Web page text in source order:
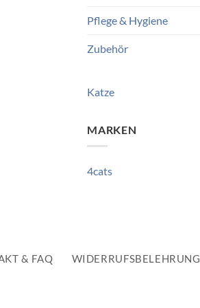
Pflege & Hygiene
Zubehör
Katze
MARKEN
4cats
& FAQ WIDERRUFSBELEHRUNG